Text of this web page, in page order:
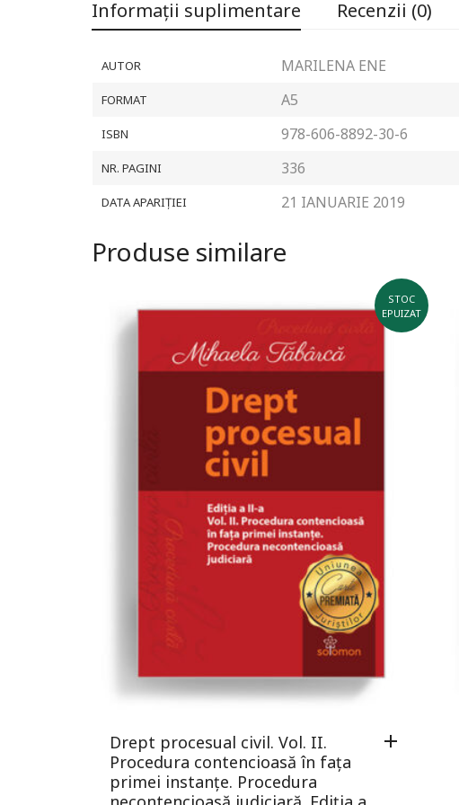
Informații suplimentare Recenzii (0)
AUTOR MARILENA ENE
FORMAT A5
ISBN 978-606-8892-30-6
NR. PAGINI 336
DATA APARIȚIEI 21 IANUARIE 2019
Produse similare
STOC
EPUIZAT
Drept procesual civil. Vol. II.
Procedura contencioasă în fața
primei instanțe. Procedura